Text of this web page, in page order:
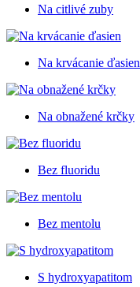
Na citlivé zuby
Na krvácanie ďasien
Na obnažené krčky
Bez fluoridu
Bez mentolu
S hydroxyapatitom